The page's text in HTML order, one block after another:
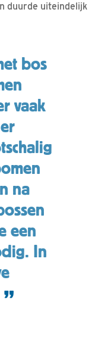
duurde uiteindelijk
bos
vaak
na
een
In